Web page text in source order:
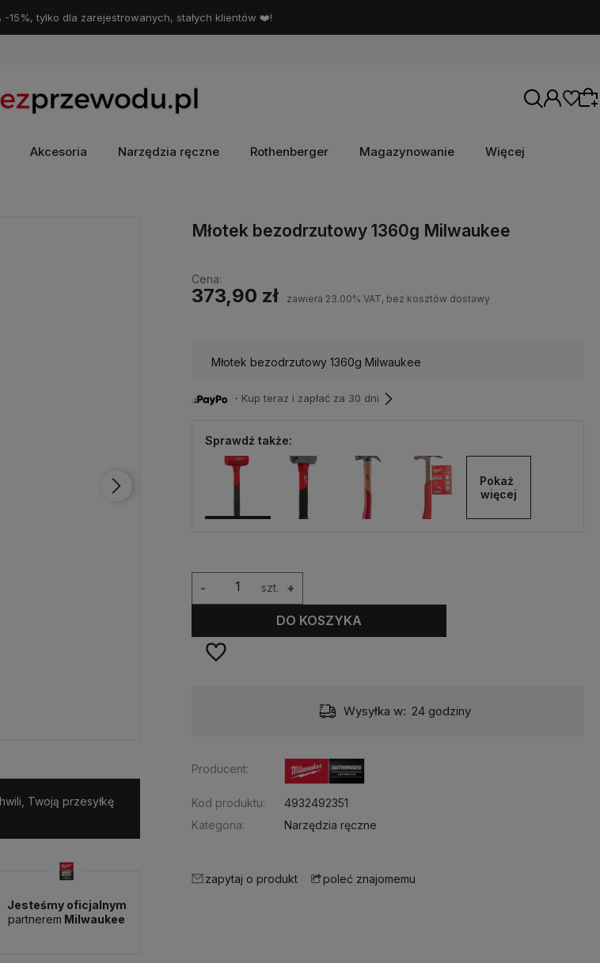
15%, tylko dla zarejestrowanych, stałych klientów ❤️!
Wybierz coś dla siebie z naszej aktualnej
oferty lub zaloguj się, aby przywrócić dodane
Akcesoria Narzędzia ręczne Rothenberger Magazynowanie Więcej
Twoją przesyłkę
Jesteśmy oficjalnym
partnerem Milwaukee
Młotek bezodrzutowy 1360g Milwaukee
Cena:
373,90 zł zawiera 23.00% VAT, bez kosztów dostawy
Młotek bezodrzutowy 1360g Milwaukee
・Kup teraz i zapłać za 30 dni
Sprawdź także:
Pokaż
więcej
szt. +
-
DO KOSZYKA
Wysyłka w: 24 godziny
Producent:
Kod produktu:
4932492351
Kategoria:
Narzędzia ręczne
zapytaj o produkt poleć znajomemu